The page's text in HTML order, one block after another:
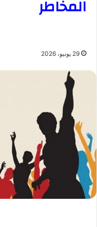
المخاطر
29 يونيو، 2026